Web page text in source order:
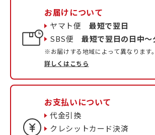
お届けについて
ヤマト便最短で翌日
SBS便最短で翌日の日中〜
※お届けする地域によって異なります。
詳しくはこちら
お支払いについて
代金引換
クレシットカード決済